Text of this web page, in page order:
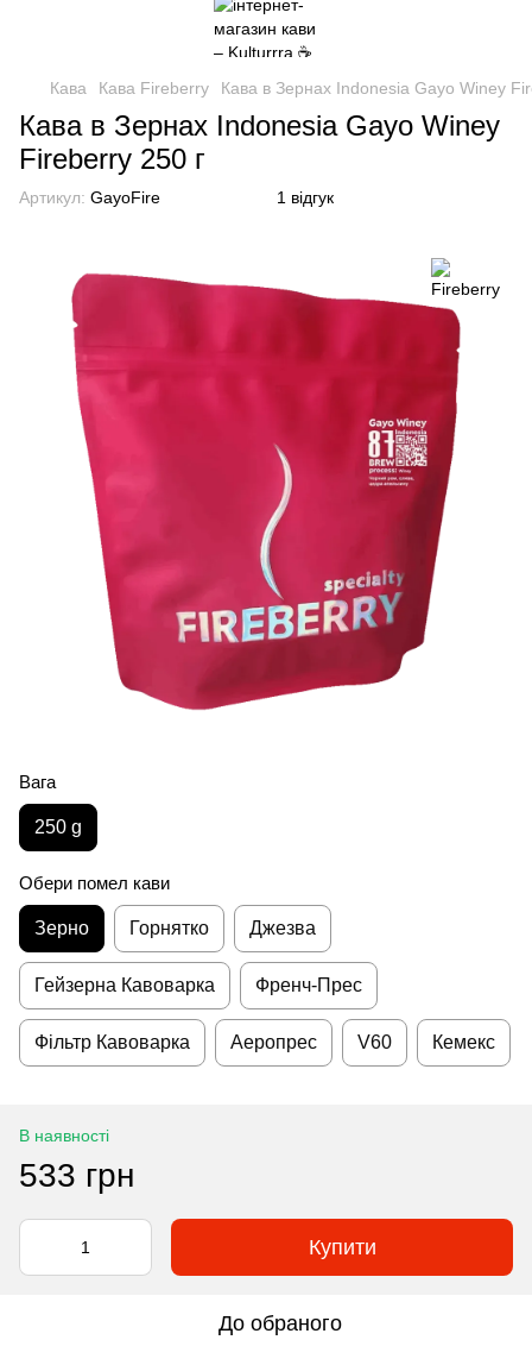
Кава Кава Fireberry Кава в Зернах Indonesia Gayo Winey
Кава в Зернах Indonesia Gayo Winey
Fireberry 250 г
Артикул: GayoFire 1 відгук
Вага
250 g
Обери помел кави
Зерно Горнятко Джезва
Гейзерна Кавоварка Френч-Прес
Фільтр Кавоварка Аеропрес V60 Кемекс
В наявності
533 грн
Купити
До обраного